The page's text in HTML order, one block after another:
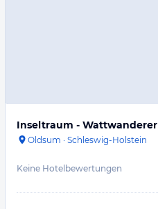
Inseltraum - Wattwanderer
Oldsum · Schleswig-Holstein
Keine Hotelbewertungen